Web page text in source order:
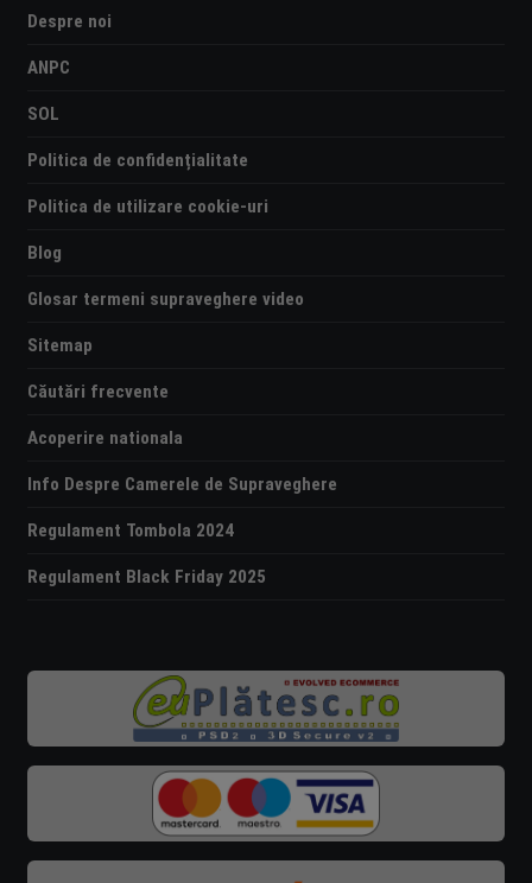
Despre noi
ANPC
SOL
Politica de confidențialitate
Politica de utilizare cookie-uri
Blog
Glosar termeni supraveghere video
Sitemap
Căutări frecvente
Acoperire nationala
Info Despre Camerele de Supraveghere
Regulament Tombola 2024
Regulament Black Friday 2025